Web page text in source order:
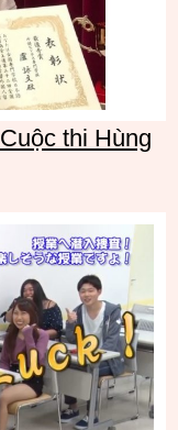
thi Hùng